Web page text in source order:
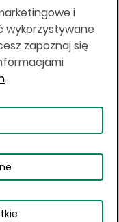
w której
lub w
produktów
w której nie
obowiązujące
możliwe
i
wykorzystywane
zapoznaj się
.